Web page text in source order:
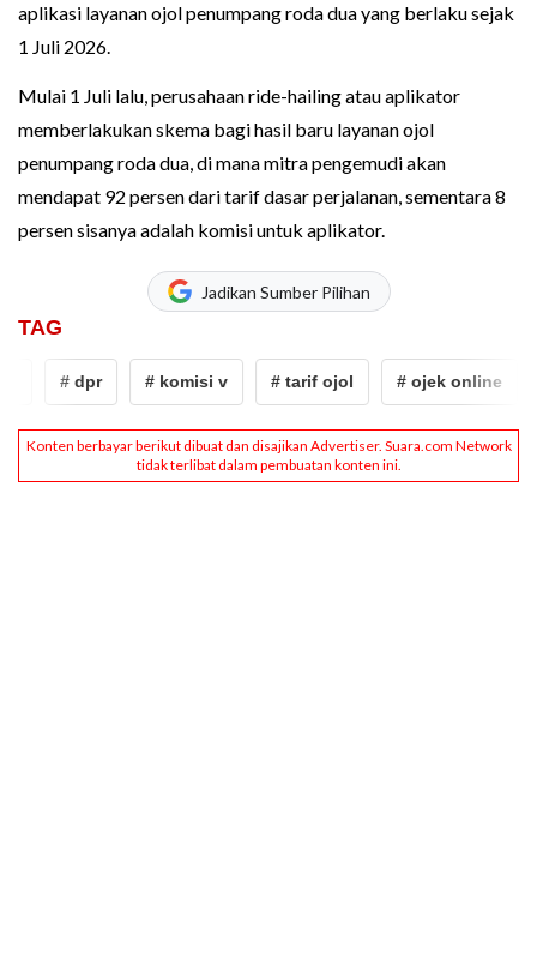
aplikasi layanan ojol penumpang roda dua yang berlaku sejak
1 Juli 2026.
Mulai 1 Juli lalu, perusahaan ride-hailing atau aplikator
memberlakukan skema bagi hasil baru layanan ojol
penumpang roda dua, di mana mitra pengemudi akan
mendapat 92 persen dari tarif dasar perjalanan, sementara 8
persen sisanya adalah komisi untuk aplikator.
Jadikan Sumber Pilihan
TAG
# dpr # komisi v # tarif ojol # ojek online